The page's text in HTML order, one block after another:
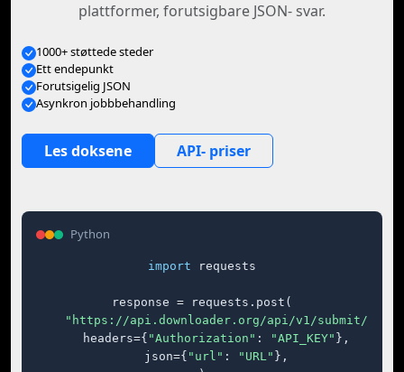
plattformer, forutsigbare JSON- svar.
1000+ støttede steder
Ett endepunkt
Forutsigelig JSON
Asynkron jobbbehandling
Les doksene API- priser
Python
import requests
response = requests.post(
"https://api.downloader.org/api/v1/submit/"
    headers={
"Authorization" : "API_KEY" },
    json={
"url" : "URL" },